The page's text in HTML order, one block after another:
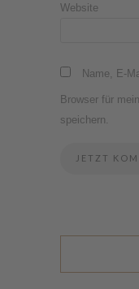
Website
Name, E-
Browser für
speichern.